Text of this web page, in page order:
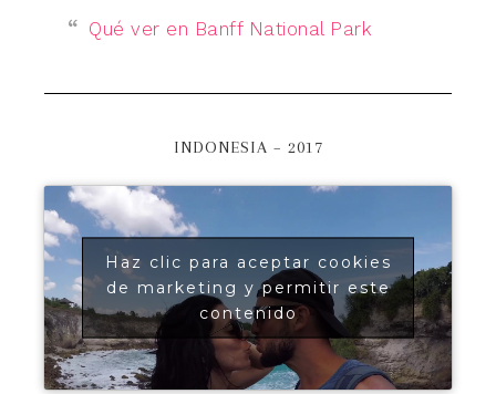
Qué ver en Banff National Park
INDONESIA – 2017
Haz clic para aceptar cookies
de marketing y permitir este
contenido